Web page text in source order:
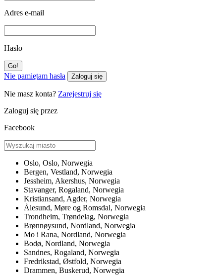
Adres e-mail
Hasło
Nie pamiętam hasła Zaloguj się
Nie masz konta? Zarejestruj się
Zaloguj się przez
Facebook
Oslo, Oslo, Norwegia
Bergen, Vestland, Norwegia
Jessheim, Akershus, Norwegia
Stavanger, Rogaland, Norwegia
Kristiansand, Agder, Norwegia
Ålesund, Møre og Romsdal, Norwegia
Trondheim, Trøndelag, Norwegia
Brønnøysund, Nordland, Norwegia
Mo i Rana, Nordland, Norwegia
Bodø, Nordland, Norwegia
Sandnes, Rogaland, Norwegia
Fredrikstad, Østfold, Norwegia
Drammen, Buskerud, Norwegia